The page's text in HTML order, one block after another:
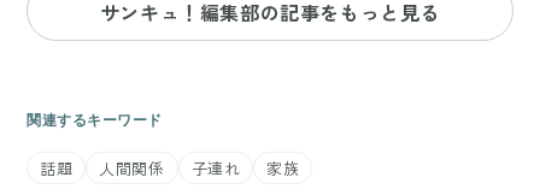
サンキュ！編集部の記事をもっと見る
関連するキーワード
話題 人間関係 子連れ 家族